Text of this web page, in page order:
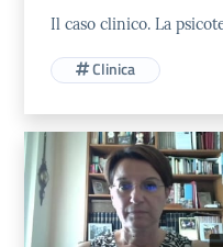
Il caso clinico. La
Clinica